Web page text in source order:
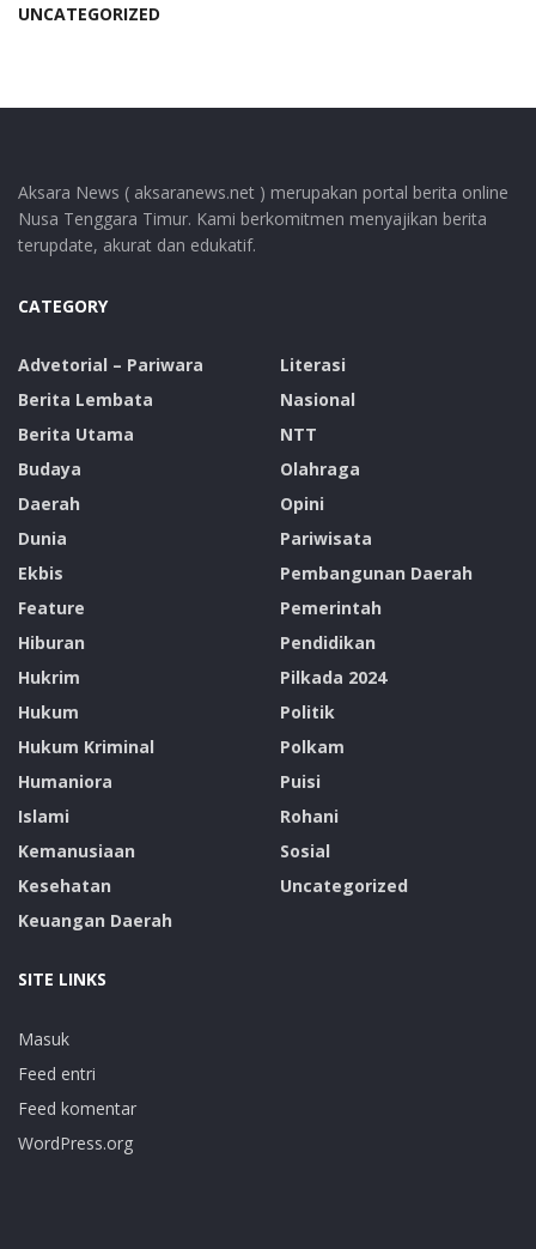
UNCATEGORIZED
Aksara News ( aksaranews.net ) merupakan portal berita online
Nusa Tenggara Timur. Kami berkomitmen menyajikan berita
terupdate, akurat dan edukatif.
CATEGORY
Advetorial – Pariwara
Berita Lembata
Berita Utama
Budaya
Daerah
Dunia
Ekbis
Feature
Hiburan
Hukrim
Hukum
Hukum Kriminal
Humaniora
Islami
Kemanusiaan
Kesehatan
Keuangan Daerah
Literasi
Nasional
NTT
Olahraga
Opini
Pariwisata
Pembangunan Daerah
Pemerintah
Pendidikan
Pilkada 2024
Politik
Polkam
Puisi
Rohani
Sosial
Uncategorized
SITE LINKS
Masuk
Feed entri
Feed komentar
WordPress.org